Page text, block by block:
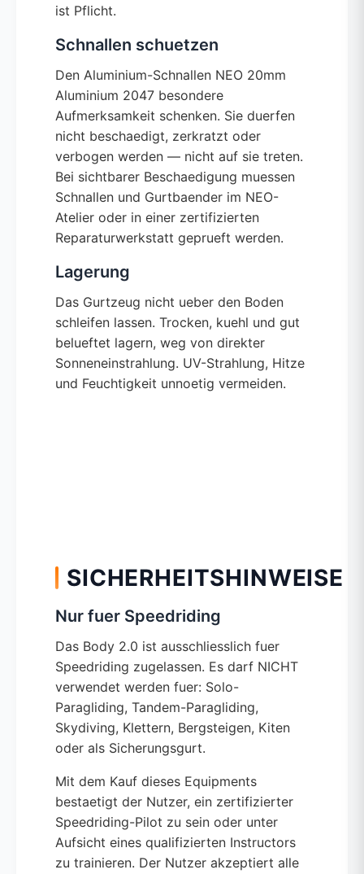
ist Pflicht.
Schnallen schuetzen
Den Aluminium-Schnallen NEO 20mm
Aluminium 2047 besondere
Aufmerksamkeit schenken. Sie duerfen
nicht beschaedigt, zerkratzt oder
verbogen werden — nicht auf sie treten.
Bei sichtbarer Beschaedigung muessen
Schnallen und Gurtbaender im NEO-
Atelier oder in einer zertifizierten
Reparaturwerkstatt geprueft werden.
Lagerung
Das Gurtzeug nicht ueber den Boden
schleifen lassen. Trocken, kuehl und gut
belueftet lagern, weg von direkter
Sonneneinstrahlung. UV-Strahlung, Hitze
und Feuchtigkeit unnoetig vermeiden.
SICHERHEITSHINWEISE
Nur fuer Speedriding
Das Body 2.0 ist ausschliesslich fuer
Speedriding zugelassen. Es darf NICHT
verwendet werden fuer: Solo-
Paragliding, Tandem-Paragliding,
Skydiving, Klettern, Bergsteigen, Kiten
oder als Sicherungsgurt.
Mit dem Kauf dieses Equipments
bestaetigt der Nutzer, ein zertifizierter
Speedriding-Pilot zu sein oder unter
Aufsicht eines qualifizierten Instructors
zu trainieren. Der Nutzer akzeptiert alle